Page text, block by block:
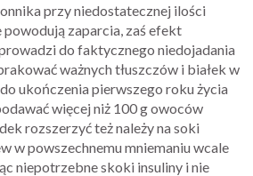
przy niedostatecznej ilości
powodują zaparcia, zaś efekt
do faktycznego niedojadania
ważnych tłuszczów i białek w
ukończenia pierwszego roku życia
więcej niż 100 g owoców
rozszerzyć też należy na soki
w powszechnemu mniemaniu wcale
niepotrzebne skoki insuliny i nie